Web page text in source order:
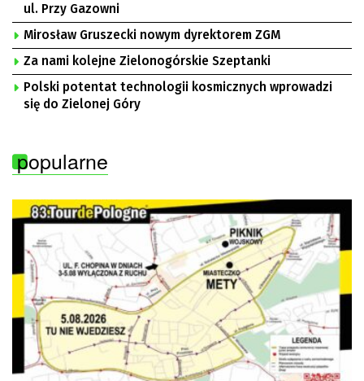
ul. Przy Gazowni
Mirosław Gruszecki nowym dyrektorem ZGM
Za nami kolejne Zielonogórskie Szeptanki
Polski potentat technologii kosmicznych wprowadzi
się do Zielonej Góry
popularne